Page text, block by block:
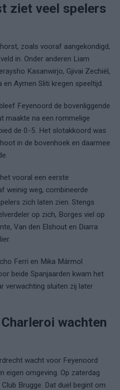
ziet veel spelers
zoals vooraf aangekondigd,
in. Onder anderen Liam
Kasanwirjo, Gjivai Zechiël,
Aymen Sliti kregen speeltijd.
Feyenoord de bovenliggende
maakte na een rommelige
de 0-5. Het slotakkoord was
in de bovenhoek en daarmee
vooral een eerste
weinig weg, combineerde
zich laten zien. Stengs
op zich, Borges viel op
Van den Elshout en Diarra
Ferri en Mika Mármol
beide Spanjaarden kwam het
verwachting sluiten zij later
wachten
wacht voor Feyenoord
eigen omgeving. Op zaterdag
Brugge. Dat duel begint om